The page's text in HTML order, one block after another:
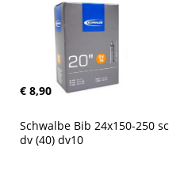
€ 8,90
Schwalbe Bib 24x150-250 sc
dv (40) dv10